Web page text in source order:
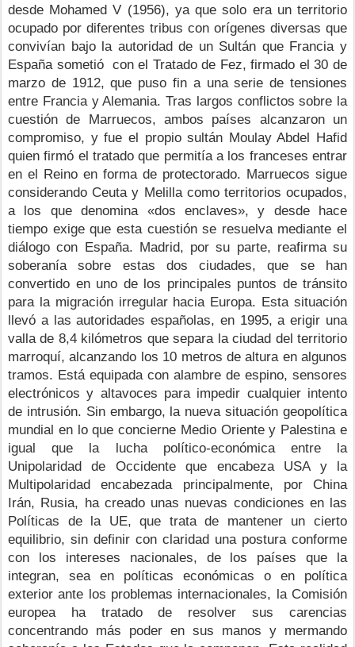
desde Mohamed V (1956), ya que solo era un territorio
ocupado por diferentes tribus con orígenes diversas que
convivían bajo la autoridad de un Sultán que Francia y
España sometió con el Tratado de Fez, firmado el 30 de
marzo de 1912, que puso fin a una serie de tensiones
entre Francia y Alemania. Tras largos conflictos sobre la
cuestión de Marruecos, ambos países alcanzaron un
compromiso, y fue el propio sultán Moulay Abdel Hafid
quien firmó el tratado que permitía a los franceses entrar
en el Reino en forma de protectorado. Marruecos sigue
considerando Ceuta y Melilla como territorios ocupados,
a los que denomina «dos enclaves», y desde hace
tiempo exige que esta cuestión se resuelva mediante el
diálogo con España. Madrid, por su parte, reafirma su
soberanía sobre estas dos ciudades, que se han
convertido en uno de los principales puntos de tránsito
para la migración irregular hacia Europa. Esta situación
llevó a las autoridades españolas, en 1995, a erigir una
valla de 8,4 kilómetros que separa la ciudad del territorio
marroquí, alcanzando los 10 metros de altura en algunos
tramos. Está equipada con alambre de espino, sensores
electrónicos y altavoces para impedir cualquier intento
de intrusión. Sin embargo, la nueva situación geopolítica
mundial en lo que concierne Medio Oriente y Palestina e
igual que la lucha político-económica entre la
Unipolaridad de Occidente que encabeza USA y la
Multipolaridad encabezada principalmente, por China
Irán, Rusia, ha creado unas nuevas condiciones en las
Políticas de la UE, que trata de mantener un cierto
equilibrio, sin definir con claridad una postura conforme
con los intereses nacionales, de los países que la
integran, sea en políticas económicas o en política
exterior ante los problemas internacionales, la Comisión
europea ha tratado de resolver sus carencias
concentrando más poder en sus manos y mermando